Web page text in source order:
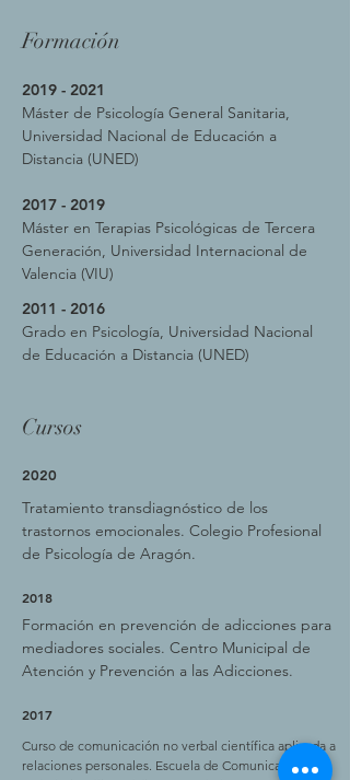
Formación
2019 - 2021
Máster de Psicología General Sanitaria,
Universidad Nacional de Educación a
Distancia (UNED)
2017 - 2019
Máster en Terapias Psicológicas de Tercera
Generación, Universidad Internacional de
Valencia (VIU)
2011 - 2016
Grado en Psicología, Universidad Nacional
de Educación a Distancia (UNED)
Cursos
2020
Tratamiento transdiagnóstico de los
trastornos emocionales. Colegio Profesional
de Psicología de Aragón.
2018
Formación en prevención de adicciones para
mediadores sociales. Centro Municipal de
Atención y Prevención a las Adicciones.
2017
Curso de comunicación no verbal científica aplicada a
relaciones personales. Escuela de Comunicación No